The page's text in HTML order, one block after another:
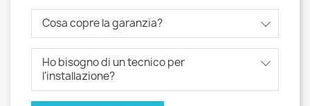
Cosa copre la garanzia?
Ho bisogno di un tecnico per
l'installazione?